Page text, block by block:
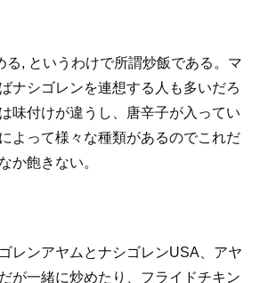
る, というわけで所謂炒飯である。マ
ナシゴレンを連想する人も多いだろ
味付けが違うし、唐辛子が入ってい
よって様々な種類があるのでこれだ
か飽きない。
レンアヤムとナシゴレンUSA、アヤ
が一緒に炒めたり、フライドチキン